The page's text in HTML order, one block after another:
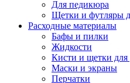
Для педикюра
Щетки и футляры
Расходные материалы
Бафы и пилки
Жидкости
Кисти и щетки для
Маски и экраны
Перчатки